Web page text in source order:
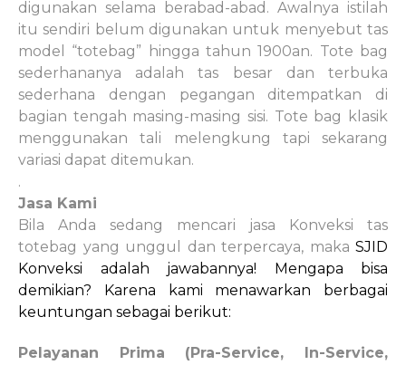
digunakan selama berabad-abad. Awalnya istilah
itu sendiri belum digunakan untuk menyebut tas
model “totebag” hingga tahun 1900an. Tote bag
sederhananya adalah tas besar dan terbuka
sederhana dengan pegangan ditempatkan di
bagian tengah masing-masing sisi. Tote bag klasik
menggunakan tali melengkung tapi sekarang
variasi dapat ditemukan.
.
Jasa Kami
Bila Anda sedang mencari jasa Konveksi tas
totebag yang unggul dan terpercaya, maka SJID
Konveksi adalah jawabannya! Mengapa bisa
demikian? Karena kami menawarkan berbagai
keuntungan sebagai berikut:
Pelayanan Prima (Pra-Service, In-Service,